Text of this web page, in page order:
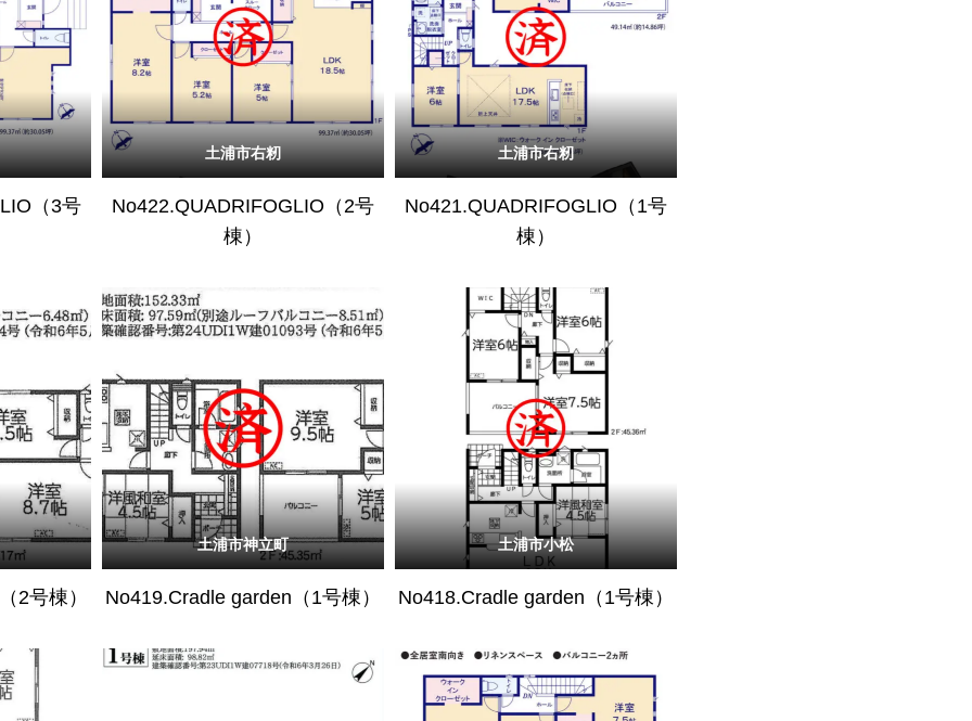
（3号
土浦市右籾
No422.QUADRIFOGLIO（2号
棟）
土浦市右籾
No421.QUADRIFOGLIO（1号
棟）
2号棟）
土浦市神立町
No419.Cradle garden（1号棟）
土浦市小松
No418.Cradle garden（1号棟）